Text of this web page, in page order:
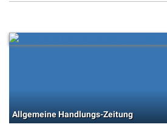
Allgemeine Handlungs-Zeitung